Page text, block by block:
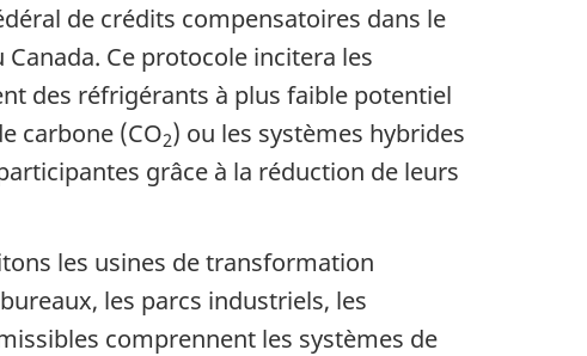
de crédits compensatoires dans le
Ce protocole incitera les
des réfrigérants à plus faible potentiel
carbone (CO2) ou les systèmes hybrides
grâce à la réduction de leurs
les usines de transformation
les parcs industriels, les
comprennent les systèmes de